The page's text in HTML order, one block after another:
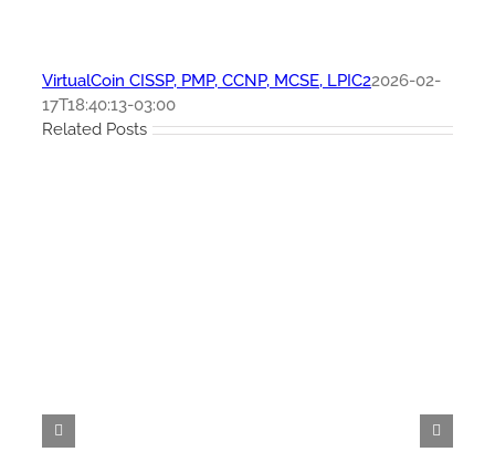
VirtualCoin CISSP, PMP, CCNP, MCSE, LPIC22026-02-
17T18:40:13-03:00
Related Posts